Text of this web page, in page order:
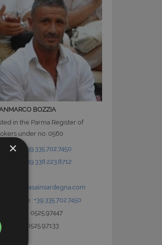
BOZZIA
in the Parma Register of
under no. 0560
Mobile :
+39.335.702.7450
+39.338.223.8712
Whatsapp :+39.335.702.7450
Office : +39 0525.97447
Fax : +39 0525.97133
×